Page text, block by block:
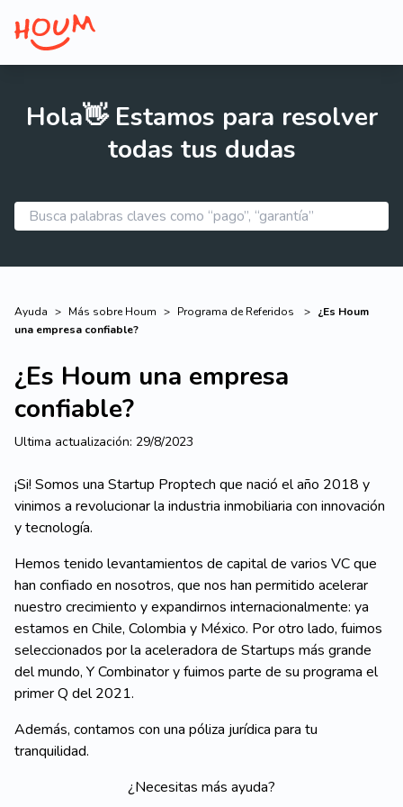
Hola👋 Estamos para resolver
todas tus dudas
Ayuda > Más sobre Houm > Programa de Referidos > ¿Es Houm
una empresa confiable?
¿Es Houm una empresa
confiable?
Ultima actualización: 29/8/2023
¡Si! Somos una Startup Proptech que nació el año 2018 y
vinimos a revolucionar la industria inmobiliaria con innovación
y tecnología.
Hemos tenido levantamientos de capital de varios VC que
han confiado en nosotros, que nos han permitido acelerar
nuestro crecimiento y expandirnos internacionalmente: ya
estamos en Chile, Colombia y México. Por otro lado, fuimos
seleccionados por la aceleradora de Startups más grande
del mundo, Y Combinator y fuimos parte de su programa el
primer Q del 2021.
Además, contamos con una póliza jurídica para tu
tranquilidad.
¿Necesitas más ayuda?